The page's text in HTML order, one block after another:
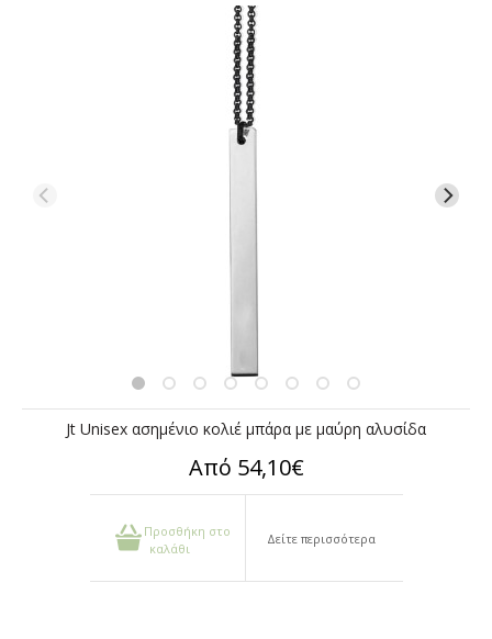
Jt Unisex ασημένιο κολιέ μπάρα με μαύρη αλυσίδα
Από 54,10€
Προσθήκη στο
καλάθι
Δείτε περισσότερα